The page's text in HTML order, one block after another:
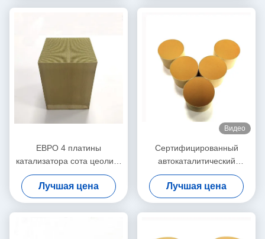
ЕВРО 4 платины
катализатора сота цеолита
POC ASC SCR 5 6 Denox
DOC
Лучшая цена
Видео
Сертифицированный
автокаталитический
преобразователь EURO2 ∙ ∙
∙ ∙ ∙ ∙ ∙ ∙ ∙ ∙ ∙ ∙ ∙ ∙ ∙ ∙ ∙ ∙ ∙ ∙ ∙ ∙ ∙ ∙ ∙
∙ ∙ ∙ ∙ ∙ ∙ ∙ ∙ ∙ ∙ ∙ ∙ ∙ ∙ ∙
Лучшая цена